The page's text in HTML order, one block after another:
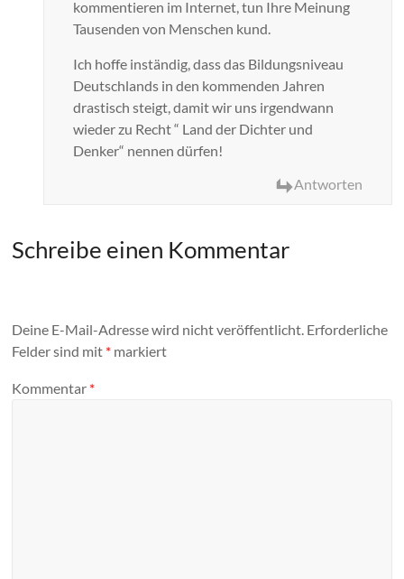
kommentieren im Internet, tun Ihre Meinung
Tausenden von Menschen kund.
Ich hoffe inständig, dass das Bildungsniveau
Deutschlands in den kommenden Jahren
drastisch steigt, damit wir uns irgendwann
wieder zu Recht “ Land der Dichter und
Denker“ nennen dürfen!
Antworten
Schreibe einen Kommentar
Deine E-Mail-Adresse wird nicht veröffentlicht. Erforderliche
Felder sind mit * markiert
Kommentar *